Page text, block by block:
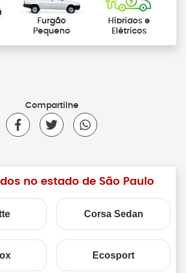
Furgão
Pequeno
Híbridos e
Elétricos
Compartilhe
no estado de São Paulo
Corsa Sedan
Ecosport